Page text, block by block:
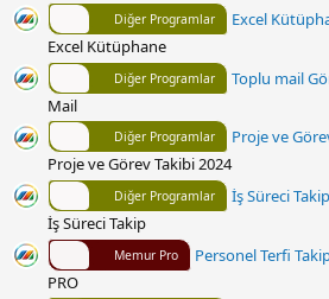
Diğer Programlar
Excel
Excel Kütüphane
Diğer Programlar
Toplu mail
Mail
Diğer Programlar
Proje ve
Proje ve Görev Takibi 2024
Diğer Programlar
İş Süreci
İş Süreci Takip
Memur Pro
Personel Terfi
PRO